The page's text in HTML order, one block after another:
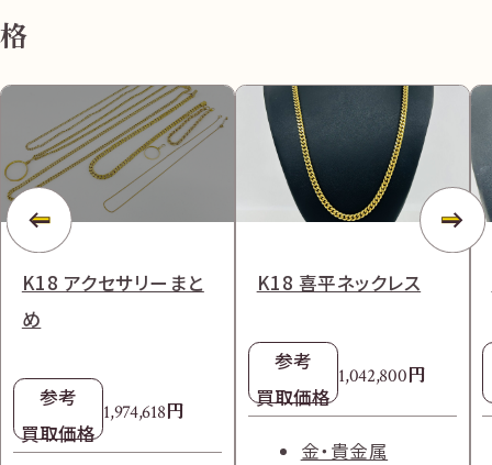
格
K18 アクセサリーまと
め
参考
買取価格
1,974,618円
K18 喜平ネックレス
参考
買取価格
1,042,800円
金・貴金属